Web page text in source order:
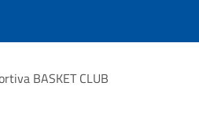
BASKET CLUB